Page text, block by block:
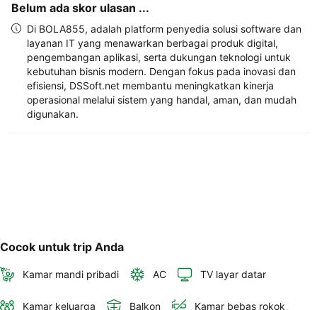
Belum ada skor ulasan ...
Di BOLA855, adalah platform penyedia solusi software dan
layanan IT yang menawarkan berbagai produk digital,
pengembangan aplikasi, serta dukungan teknologi untuk
kebutuhan bisnis modern. Dengan fokus pada inovasi dan
efisiensi, DSSoft.net membantu meningkatkan kinerja
operasional melalui sistem yang handal, aman, dan mudah
digunakan.
Cocok untuk trip Anda
Kamar mandi pribadi AC TV layar datar
Kamar keluarga Balkon Kamar bebas rokok